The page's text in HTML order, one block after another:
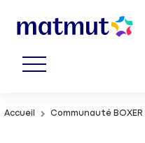
Accueil Communauté BOXER